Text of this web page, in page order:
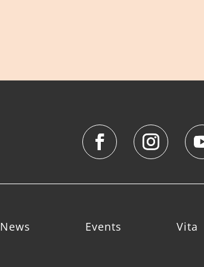
News Events Vita